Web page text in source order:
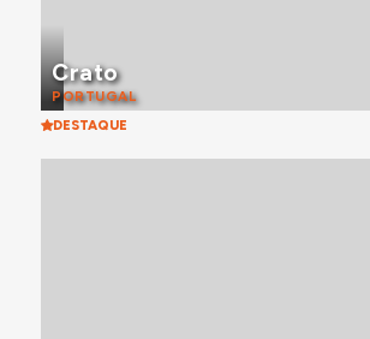
Crato
PORTUGAL
DESTAQUE